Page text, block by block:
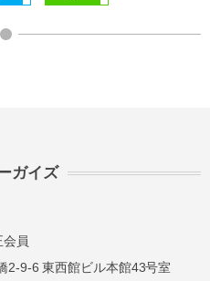
ガイズ
会員
2-9-6 東西館ビル本館43号室